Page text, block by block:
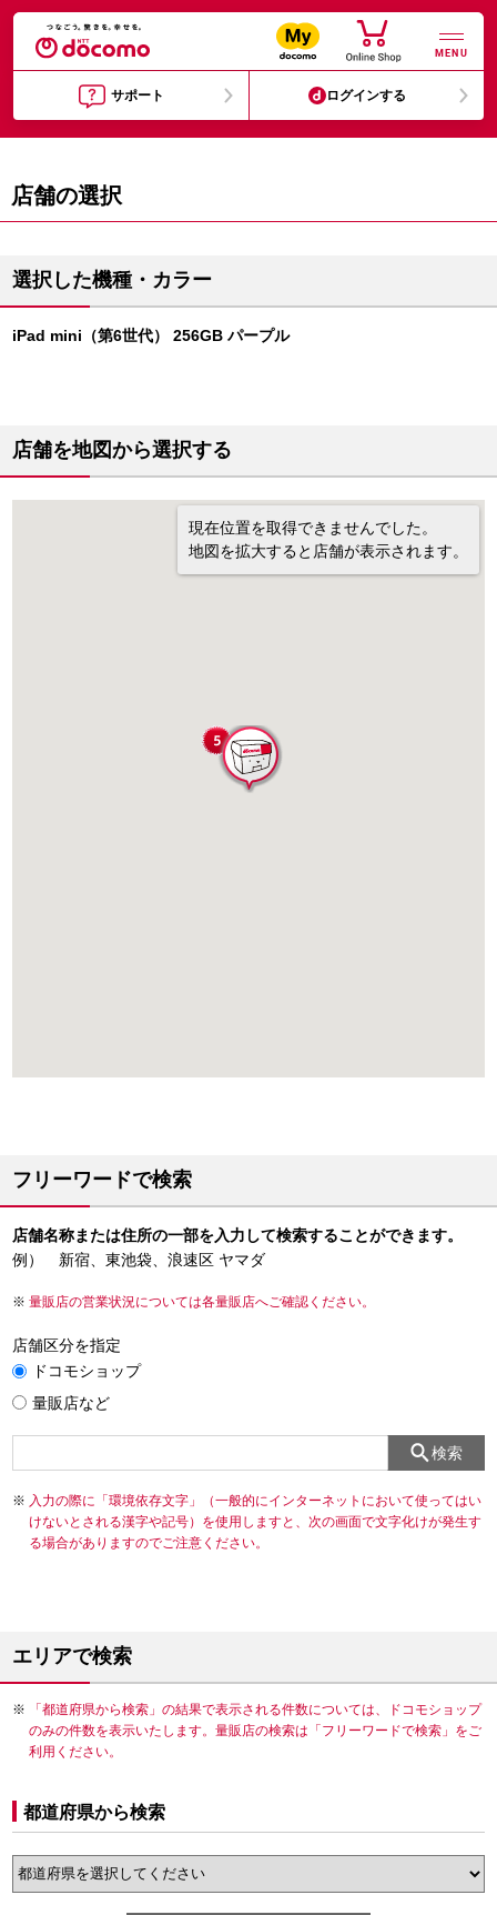
MENU
サポート ログインする
店舗の選択
選択した機種・カラー
iPad mini（第6世代） 256GB パープル
店舗を地図から選択する
現在位置を取得できませんでした。
地図を拡大すると店舗が表示されます。
フリーワードで検索
店舗名称または住所の一部を入力して検索することができます。
例） 新宿、東池袋、浪速区 ヤマダ
量販店の営業状況については各量販店へご確認ください。
店舗区分を指定
ドコモショップ
量販店など
検索
入力の際に「環境依存文字」（一般的にインターネットにおいて使ってはい
けないとされる漢字や記号）を使用しますと、次の画面で文字化けが発生す
る場合がありますのでご注意ください。
エリアで検索
「都道府県から検索」の結果で表示される件数については、ドコモショップ
のみの件数を表示いたします。量販店の検索は「フリーワードで検索」をご
利用ください。
都道府県から検索